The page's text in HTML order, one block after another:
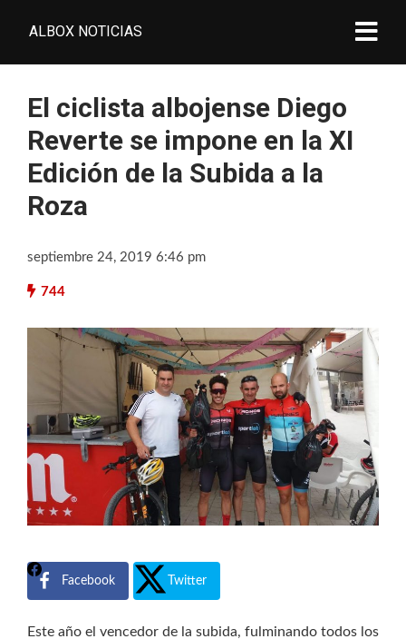
ALBOX NOTICIAS
El ciclista albojense Diego
Reverte se impone en la XI
Edición de la Subida a la
Roza
septiembre 24, 2019 6:46 pm
744
Facebook Twitter
Este año el vencedor de la subida, fulminando todos los